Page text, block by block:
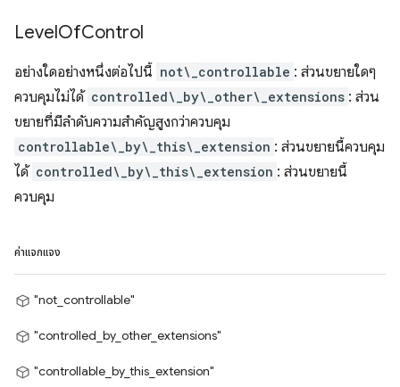
LevelOfControl
อย่างใดอย่างหนึ่งต่อไปนี้ not\_controllable : ส่วนขยายใดๆ
ควบคุมไม่ได้ controlled\_by\_other\_extensions : ส่วน
ขยายที่มีลำดับความสำคัญสูงกว่าควบคุม
controllable\_by\_this\_extension : ส่วนขยายนี้ควบคุม
ได้ controlled\_by\_this\_extension : ส่วนขยายนี้
ควบคุม
ค่าแจกแจง
"not_controllable"
"controlled_by_other_extensions"
"controllable_by_this_extension"